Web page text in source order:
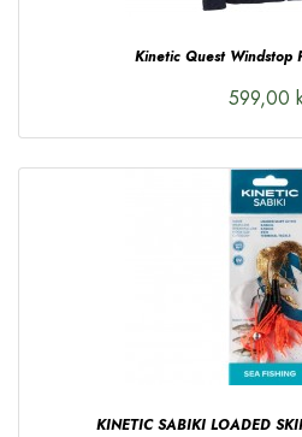
Kinetic Quest Windstop
599,00
KINETIC SABIKI LOADED